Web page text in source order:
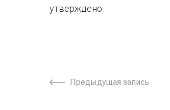
утверждено.
Предыдущая запись